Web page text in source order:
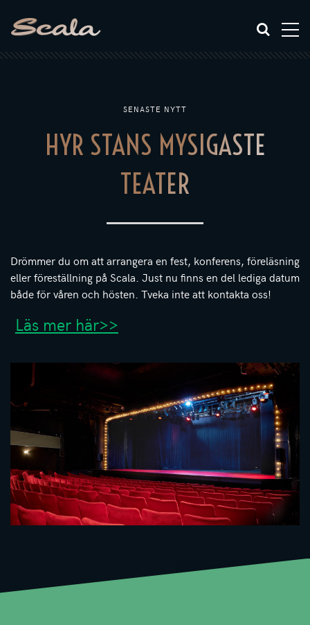
SENASTE NYTT
HYR STANS MYSIGASTE
TEATER
Drömmer du om att arrangera en fest, konferens, föreläsning
eller föreställning på Scala. Just nu finns en del lediga datum
både för våren och hösten. Tveka inte att kontakta oss!
Läs mer här>>